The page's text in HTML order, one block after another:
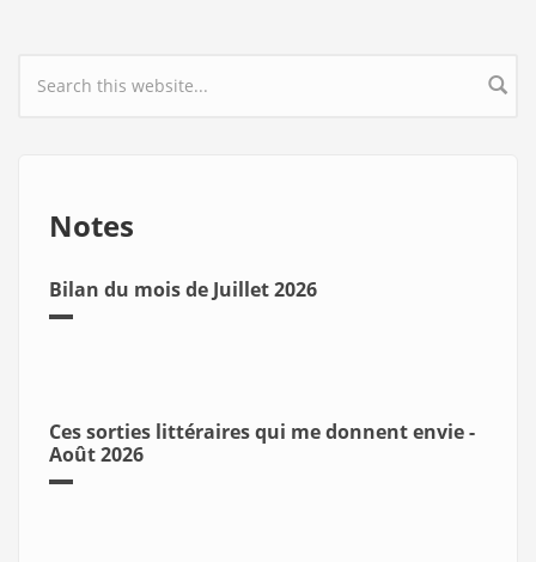
Search form
Notes
Bilan du mois de Juillet 2026
Ces sorties littéraires qui me donnent envie -
Août 2026